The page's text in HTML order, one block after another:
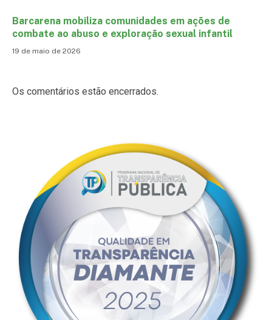
Barcarena mobiliza comunidades em ações de
combate ao abuso e exploração sexual infantil
19 de maio de 2026
Os comentários estão encerrados.